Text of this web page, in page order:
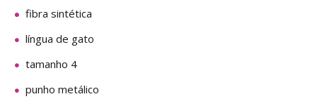
fibra sintética
língua de gato
tamanho 4
punho metálico